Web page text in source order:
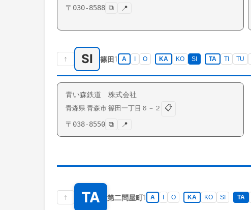
〒 030-8588 ⧉ 📍
↑ SI 篠田1 A O KA KO SI TA TI TU
青い森鉄道 株式会社
青森県 青森市 篠田一丁目６－２
📋
〒 038-8550 ⧉ 📍
↑ TA 第二問屋町1 A O KA KO SI TA